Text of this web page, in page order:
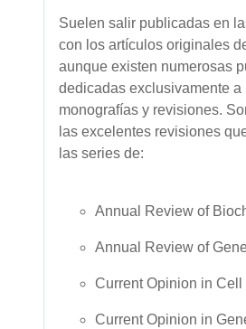
Suelen salir publicadas en
con los artículos originales
aunque existen numerosas
dedicadas exclusivamente a
monografías y revisiones.
las excelentes revisiones
las series de:
Annual Review of
Annual Review of
Current Opinion in Cell
Current Opinion in